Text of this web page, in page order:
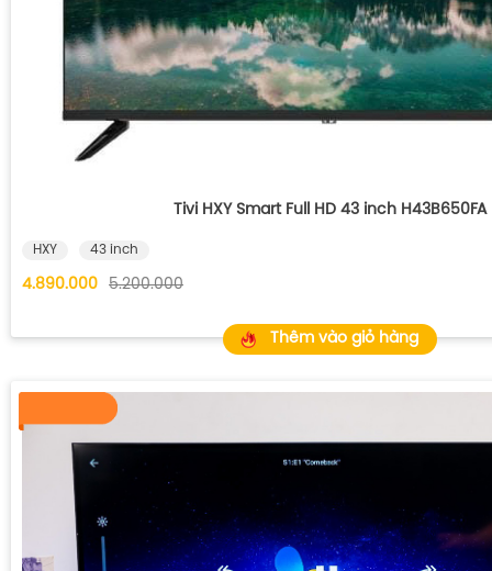
Tivi HXY Smart Full HD 43 inch H43B650FA
HXY 43 inch
4.890.000 5.200.000
Thêm vào giỏ hàng